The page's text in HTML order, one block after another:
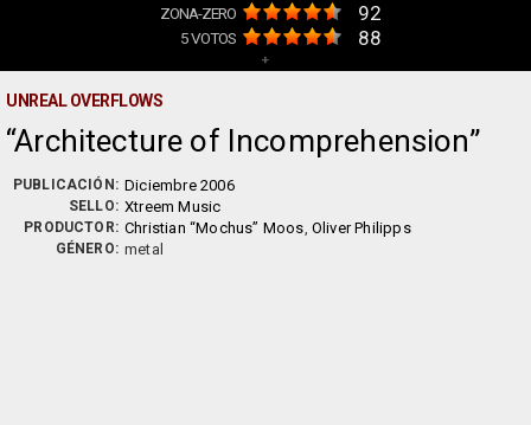
ZONA-ZERO 92
5VOTOS 88
+
UNREAL OVERFLOWS
Architecture of Incomprehension
PUBLICACIÓN: Diciembre 2006
SELLO: Xtreem Music
PRODUCTOR: Christian “Mochus” Moos, Oliver Philipps
GÉNERO: metal